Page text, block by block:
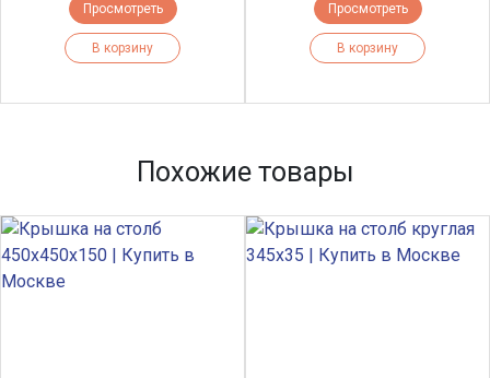
Просмотреть
В корзину
Просмотреть
В корзину
Похожие товары